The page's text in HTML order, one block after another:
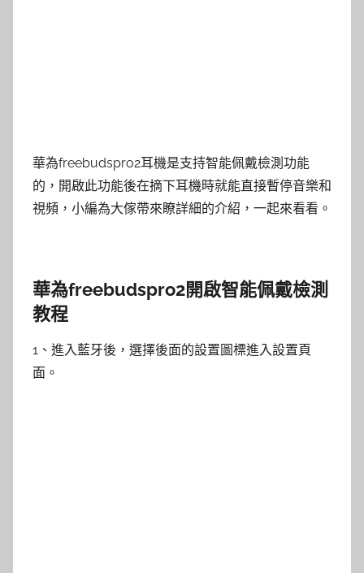
華為freebudspro2耳機是支持智能佩戴檢測功能
的，開啟此功能後在摘下耳機時就能直接暫停音樂和
視頻，小編為大傢帶來瞭詳細的介紹，一起來看看。
華為freebudspro2開啟智能佩戴檢測
教程
1、進入藍牙後，選擇後面的設置圖標進入設置頁
面。